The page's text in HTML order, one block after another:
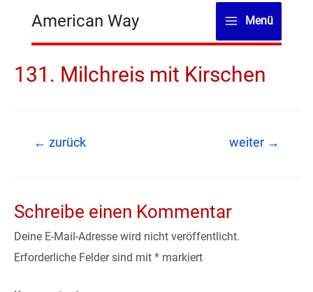
American Way
Main
Menu
Menü
131. Milchreis mit Kirschen
Beitragsnavigation
← zurück weiter →
Schreibe einen Kommentar
Deine E-Mail-Adresse wird nicht veröffentlicht.
Erforderliche Felder sind mit * markiert